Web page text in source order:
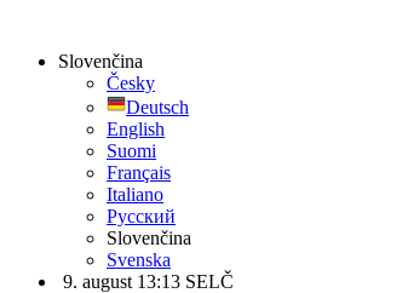
Slovenčina
Česky
Deutsch
English
Suomi
Français
Italiano
Русский
Slovenčina
Svenska
9. august 13:13 SELČ